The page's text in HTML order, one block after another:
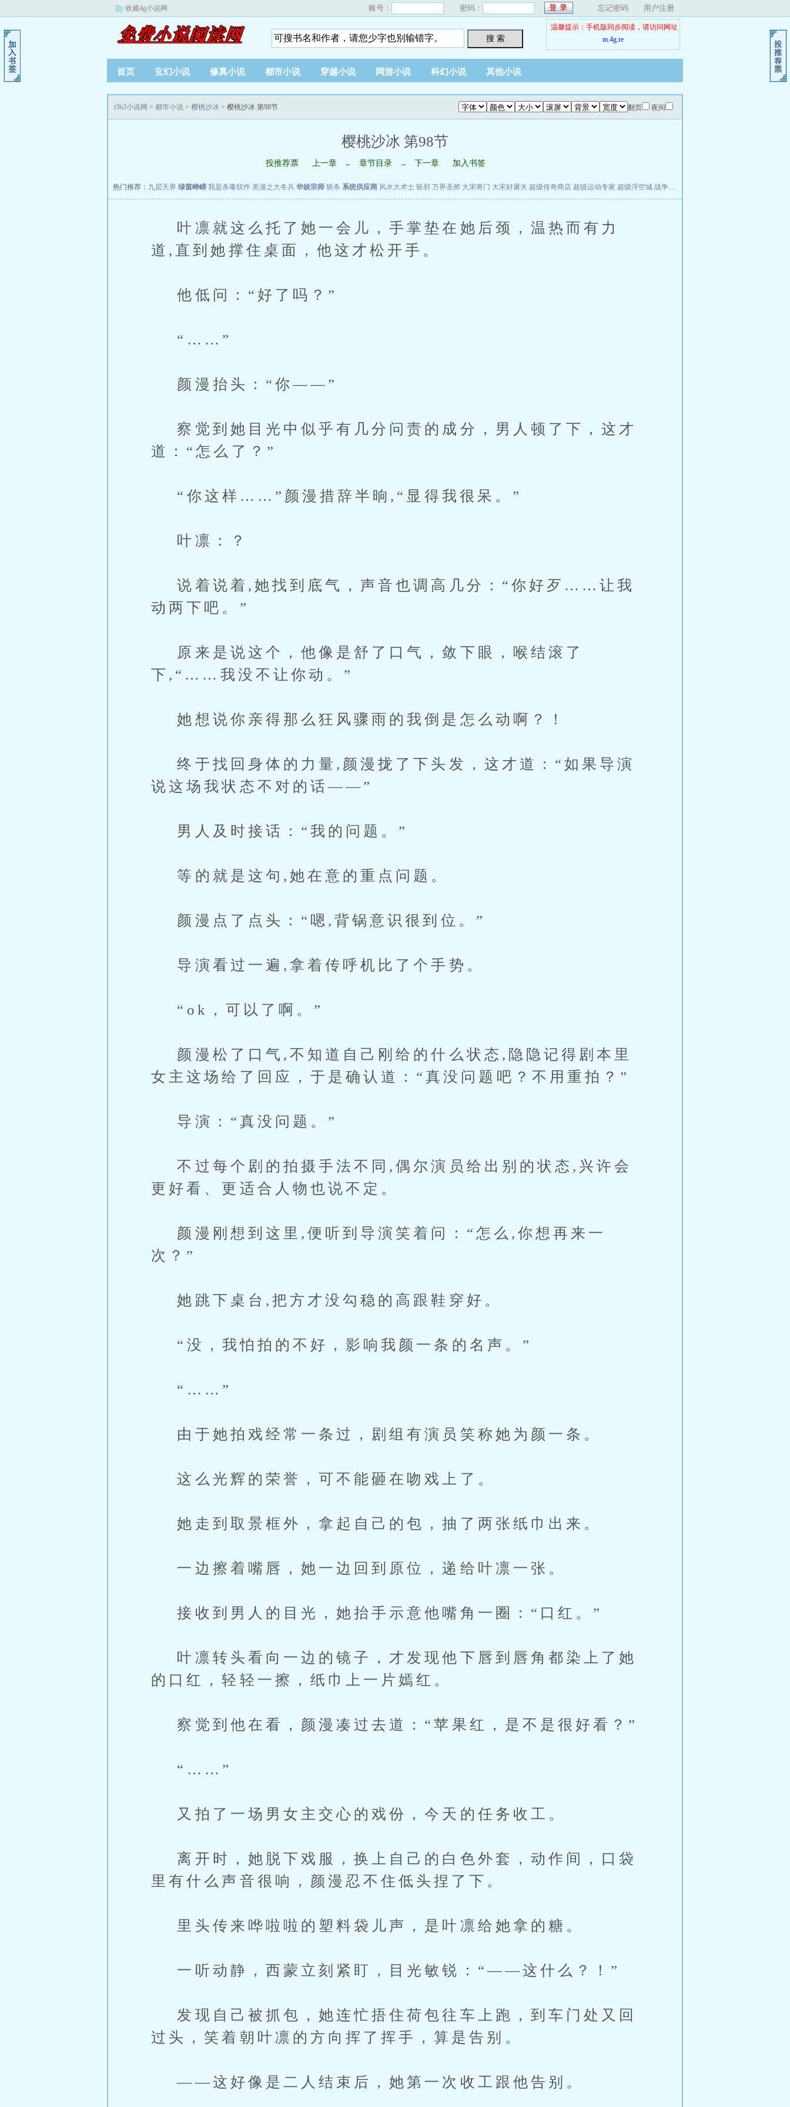
收藏4g小说网 账号： 密码： 忘记密码 用户注册
搜 索
温馨提示：手机版同步阅读，请访问网址
m.4g.re
首页 玄幻小说 修真小说 都市小说 穿越小说 网游小说 科幻小说 其他小说
翻页 夜间
t3b2小说网 > 都市小说 > 樱桃沙冰 > 樱桃沙冰 第98节
樱桃沙冰 第98节
投推荐票 上一章 ← 章节目录 → 下一章 加入书签
热门推荐： 九层天界 绿茵峥嵘 我是杀毒软件 美漫之大冬兵 华娱宗师 斩杀 系统供应商 风水大术士 斩邪 万界圣师 大宋将门 大宋好屠夫 超级传奇商店 超级运动专家 超级浮空城 战争天堂
叶凛就这么托了她一会儿，手掌垫在她后颈，温热而有力
道,直到她撑住桌面，他这才松开手。
他低问：“好了吗？”
“……”
颜漫抬头：“你——”
察觉到她目光中似乎有几分问责的成分，男人顿了下，这才
道：“怎么了？”
“你这样……”颜漫措辞半晌,“显得我很呆。”
叶凛：？
说着说着,她找到底气，声音也调高几分：“你好歹……让我
动两下吧。”
原来是说这个，他像是舒了口气，敛下眼，喉结滚了
下,“……我没不让你动。”
她想说你亲得那么狂风骤雨的我倒是怎么动啊？！
终于找回身体的力量,颜漫拢了下头发，这才道：“如果导演
说这场我状态不对的话——”
男人及时接话：“我的问题。”
等的就是这句,她在意的重点问题。
颜漫点了点头：“嗯,背锅意识很到位。”
导演看过一遍,拿着传呼机比了个手势。
“ok，可以了啊。”
颜漫松了口气,不知道自己刚给的什么状态,隐隐记得剧本里
女主这场给了回应，于是确认道：“真没问题吧？不用重拍？”
导演：“真没问题。”
不过每个剧的拍摄手法不同,偶尔演员给出别的状态,兴许会
更好看、更适合人物也说不定。
颜漫刚想到这里,便听到导演笑着问：“怎么,你想再来一
次？”
她跳下桌台,把方才没勾稳的高跟鞋穿好。
“没，我怕拍的不好，影响我颜一条的名声。”
“……”
由于她拍戏经常一条过，剧组有演员笑称她为颜一条。
这么光辉的荣誉，可不能砸在吻戏上了。
她走到取景框外，拿起自己的包，抽了两张纸巾出来。
一边擦着嘴唇，她一边回到原位，递给叶凛一张。
接收到男人的目光，她抬手示意他嘴角一圈：“口红。”
叶凛转头看向一边的镜子，才发现他下唇到唇角都染上了她
的口红，轻轻一擦，纸巾上一片嫣红。
察觉到他在看，颜漫凑过去道：“苹果红，是不是很好看？”
“……”
又拍了一场男女主交心的戏份，今天的任务收工。
离开时，她脱下戏服，换上自己的白色外套，动作间，口袋
里有什么声音很响，颜漫忍不住低头捏了下。
里头传来哗啦啦的塑料袋儿声，是叶凛给她拿的糖。
一听动静，西蒙立刻紧盯，目光敏锐：“——这什么？！”
发现自己被抓包，她连忙捂住荷包往车上跑，到车门处又回
过头，笑着朝叶凛的方向挥了挥手，算是告别。
——这好像是二人结束后，她第一次收工跟他告别。